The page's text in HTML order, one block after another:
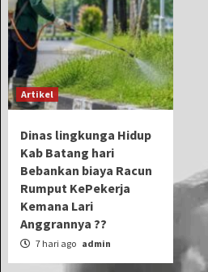
Artikel
Dinas lingkunga Hidup
Kab Batang hari
Bebankan biaya Racun
Rumput KePekerja
Kemana Lari
Anggrannya ??
7 hari ago admin